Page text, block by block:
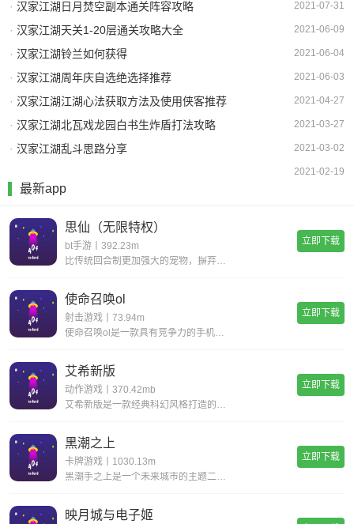
2021-07-31
· 汉家江湖日月焚空副本通关阵容攻略
2021-06-09
· 汉家江湖天关1-20层通关攻略大全
2021-06-04
· 汉家江湖铃兰如何获得
2021-06-03
· 汉家江湖周年庆自选绝选择推荐
2021-04-27
· 汉家江湖江湖心法获取方法及使用侠客推荐
2021-03-27
· 汉家江湖北瓦戏龙园白书生炸盾打法攻略
2021-03-02
· 汉家江湖乱斗思路分享
2021-02-19
最新app
思仙（无限特权）
bt手游丨392.23m
比传统回合制更加强大的宠物，摒弃复杂的宠物合成，普通宠物都可以拥有15技能，更有逆天宠物神技，带你体验不一样的宠物养成。一键挂机，解放双手不用肝;无限商城，一莲玉领全奖励;首充神技，助你成就大侠路;满vip，登录就送v15。
立即下载
使命召唤ol
射击游戏丨73.94m
使命召唤ol是一款具有竞争力的手机射击游戏。您一定会感到现实，丰富您的游戏体验并完成各种战斗任务以获得丰厚的回报。逼真的惊人武器带来了开创性的战斗，同时遵循经典的世界观并添加了全新的游戏玩法，玩家可以感受到射击的最大乐趣，并且玩家可以更好地
立即下载
艾希新版
动作游戏丨370.42mb
艾希新版是一款经典科幻风格打造的动作格斗类手游，超华丽炫酷的场景地图给你带来无与伦比的视觉享受，进入这个独特的世界当中展开精彩绝伦的战斗旅程，享受前所未有的爽快动作打击手感!艾希新版游戏亮点丰富的场景地图，超科幻的未来场景多样化的武器选择，
立即下载
黑潮之上
卡牌游戏丨1030.13m
黑潮手之上是一个未来城市的主题二次元题材游戏,游戏背景设置在穿过时间和空间的未来,多样的地图关卡,令人紧张兴奋的冒险随机事件,战斗丰富的回合制策略组合二次元玩法,让你感受不一样的高自由度卡牌游戏,快点来下载黑潮之上进行体验吧!《黑潮之上》游
立即下载
映月城与电子姬